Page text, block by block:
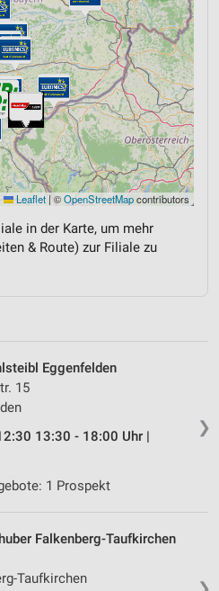
Leaflet | ©OpenStreetMapcontributors
in der Karte, um mehr
& Route) zur Filiale zu
❯
Eggenfelden
15
13:30 - 18:00 Uhr |
1 Prospekt
Falkenberg-Taufkirchen
Taufkirchen